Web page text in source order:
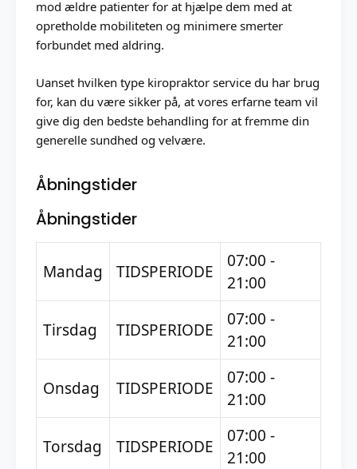
mod ældre patienter for at hjælpe dem med at
opretholde mobiliteten og minimere smerter
forbundet med aldring.
Uanset hvilken type kiropraktor service du har brug
for, kan du være sikker på, at vores erfarne team vil
give dig den bedste behandling for at fremme din
generelle sundhed og velvære.
Åbningstider
Åbningstider
Mandag TIDSPERIODE
07:00 -
21:00
Tirsdag TIDSPERIODE
07:00 -
21:00
Onsdag TIDSPERIODE
07:00 -
21:00
Torsdag TIDSPERIODE
07:00 -
21:00